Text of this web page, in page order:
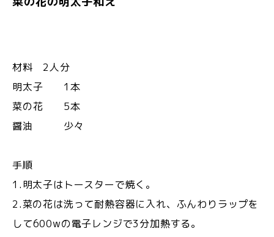
材料 2人分
明太子 1本
菜の花 5本
醤油 少々
手順
1.明太子はトースターで焼く。
2.菜の花は洗って耐熱容器に入れ、ふんわりラップを
して600wの電子レンジで3分加熱する。